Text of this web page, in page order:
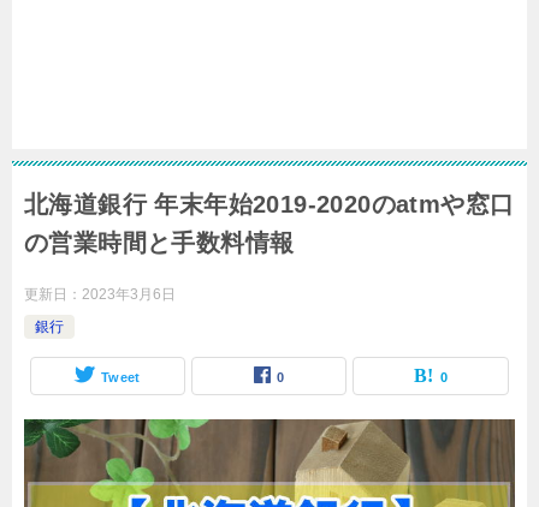
北海道銀行 年末年始2019-2020のatmや窓口
の営業時間と手数料情報
更新日： 2023年3月6日
銀行
Tweet 0 0